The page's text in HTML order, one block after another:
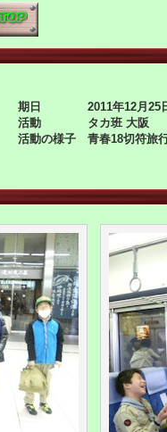
期日 2011年12月25日
活動 タカ班 大阪
活動の様子 青春18切符旅